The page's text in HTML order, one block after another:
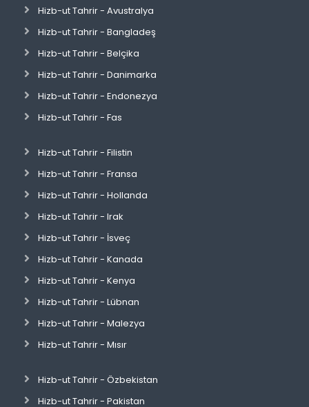
Hizb-ut Tahrir - Avustralya
Hizb-ut Tahrir - Bangladeş
Hizb-ut Tahrir - Belçika
Hizb-ut Tahrir - Danimarka
Hizb-ut Tahrir - Endonezya
Hizb-ut Tahrir - Fas
Hizb-ut Tahrir - Filistin
Hizb-ut Tahrir - Fransa
Hizb-ut Tahrir - Hollanda
Hizb-ut Tahrir - Irak
Hizb-ut Tahrir - İsveç
Hizb-ut Tahrir - Kanada
Hizb-ut Tahrir - Kenya
Hizb-ut Tahrir - Lübnan
Hizb-ut Tahrir - Malezya
Hizb-ut Tahrir - Mısır
Hizb-ut Tahrir - Özbekistan
Hizb-ut Tahrir - Pakistan